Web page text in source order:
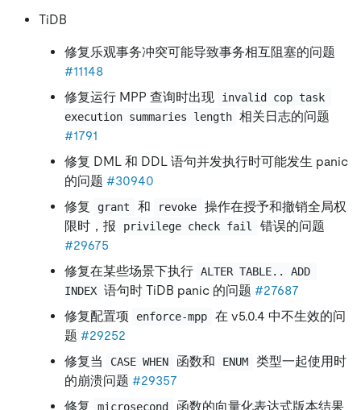
TiDB
修复乐观事务冲突可能导致事务相互阻塞的问题
#11148
修复运行 MPP 查询时出现
invalid cop task
execution summaries length 相关日志的问题
#1791
修复 DML 和 DDL 语句并发执行时可能发生 panic
的问题 #30940
修复
grant 和 revoke
操作在授予和撤销全局权
限时，报
privilege check fail
错误的问题
#29675
修复在某些场景下执行 ALTER TABLE.. ADD
INDEX 语句时 TiDB panic 的问题#27687
修复配置项
enforce-mpp
在 v5.0.4 中不生效的问
题 #29252
修复当
CASE WHEN 函数和 ENUM
类型一起使用时
的崩溃问题 #29357
修复
microsecond 函数的向量化表达式版本结果